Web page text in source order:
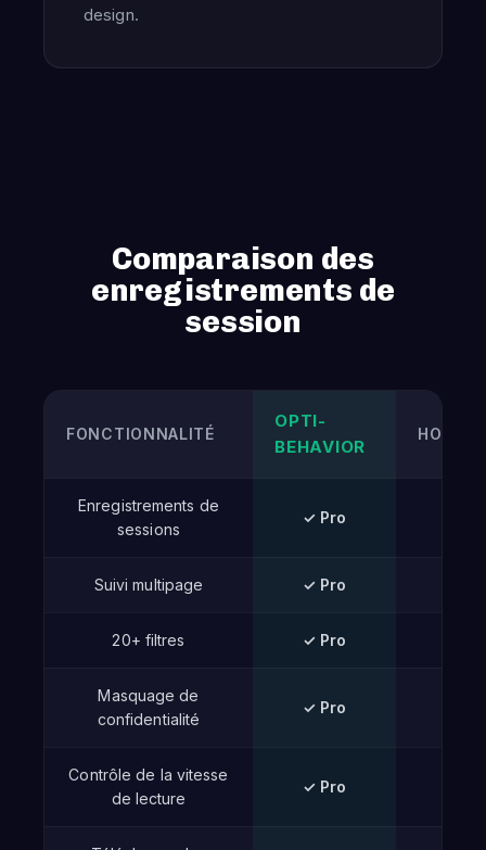
design.
Comparaison des
enregistrements de
session
FONCTIONNALITÉ
OPTI-
BEHAVIOR
HOTJAR
Enregistrements de
sessions
✓ Pro
Suivi multipage ✓ Pro
20+ filtres ✓ Pro
Masquage de
confidentialité
✓ Pro
Contrôle de la vitesse
de lecture
✓ Pro